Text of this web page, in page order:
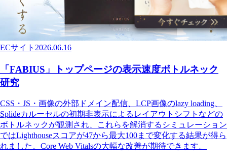
ECサイト 2026.06.16
「FABIUS」トップページの表示速度ボトルネック
研究
CSS・JS・画像の外部ドメイン配信、LCP画像のlazy loading、
Splideカルーセルの初期非表示によるレイアウトシフトなどの
ボトルネックが観測され、これらを解消するシミュレーション
ではLighthouseスコアが47から最大100まで変化する結果が得ら
れました。Core Web Vitalsの大幅な改善が期待できます。